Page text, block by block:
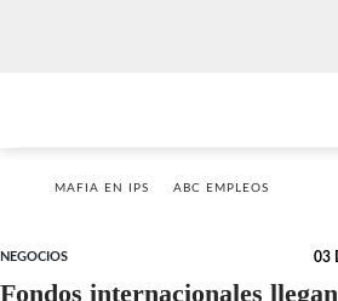
MAFIA EN IPS ABC EMPLEOS
NEGOCIOS 03
Fondos internacionales